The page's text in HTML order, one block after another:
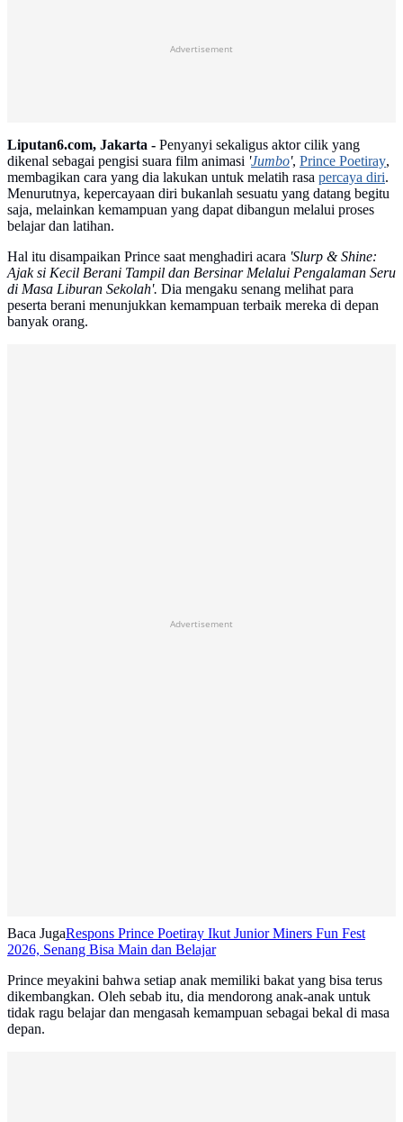
Advertisement
Liputan6.com, Jakarta - Penyanyi sekaligus aktor cilik yang
dikenal sebagai pengisi suara film animasi 'Jumbo', Prince Poetiray,
membagikan cara yang dia lakukan untuk melatih rasa percaya diri.
Menurutnya, kepercayaan diri bukanlah sesuatu yang datang begitu
saja, melainkan kemampuan yang dapat dibangun melalui proses
belajar dan latihan.
Hal itu disampaikan Prince saat menghadiri acara 'Slurp & Shine:
Ajak si Kecil Berani Tampil dan Bersinar Melalui Pengalaman Seru
di Masa Liburan Sekolah'. Dia mengaku senang melihat para
peserta berani menunjukkan kemampuan terbaik mereka di depan
banyak orang.
Advertisement
Baca JugaRespons Prince Poetiray Ikut Junior Miners Fun Fest
2026, Senang Bisa Main dan Belajar
Prince meyakini bahwa setiap anak memiliki bakat yang bisa terus
dikembangkan. Oleh sebab itu, dia mendorong anak-anak untuk
tidak ragu belajar dan mengasah kemampuan sebagai bekal di masa
depan.